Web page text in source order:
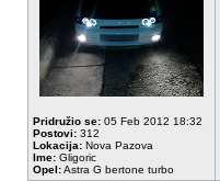
Pridružio se: 05 Feb 2012 18:32
Postovi: 312
Lokacija: Nova Pazova
Ime: Gligoric
Opel:Astra G bertone turbo